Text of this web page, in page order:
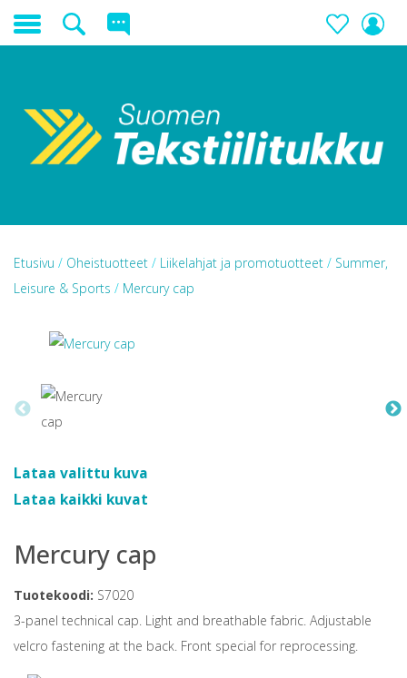
Etusivu / Oheistuotteet / Liikelahjat ja promotuotteet / Summer,
Leisure & Sports / Mercury cap
Lataa valittu kuva
Lataa kaikki kuvat
Mercury cap
Tuotekoodi: S7020
3-panel technical cap. Light and breathable fabric. Adjustable
velcro fastening at the back. Front special for reprocessing.